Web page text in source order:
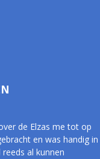
de Elzas me tot op
en was handig in
al kunnen